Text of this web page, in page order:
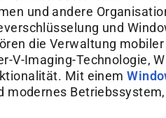
und andere
und
die Verwaltung
V-Imaging-Technologie,
Mit einem